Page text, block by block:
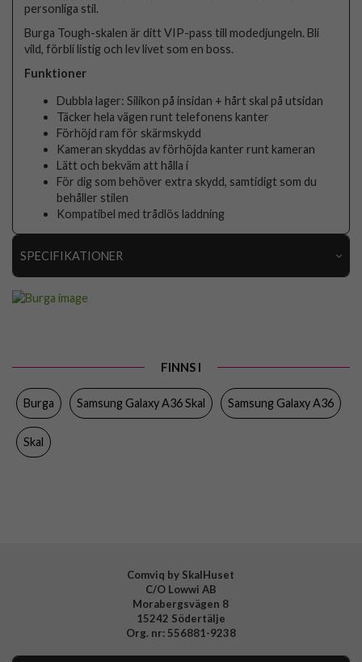
personliga stil.
Burga Tough-skalen är ditt VIP-pass till modedjungeln. Bli
vild, förbli listig och lev livet som en boss.
Funktioner
Dubbla lager: Silikon på insidan + hårt skal på utsidan
Täcker hela vägen runt telefonens kanter
Förhöjd ram för skärmskydd
Kameran skyddas av förhöjda kanter runt kameran
Lätt och bekväm att hålla i
För dig som behöver extra skydd, samtidigt som du
behåller stilen
Kompatibel med trådlös laddning
SPECIFIKATIONER
Material Hårdplast (PC), Mjukplast (TPU)
Varumärke
Tillverkarens art nr
FINNS I
Burga Samsung Galaxy A36 Skal Samsung Galaxy A36
Skal
Comviq by SkalHuset
C/O Lowwi AB
Morabergsvägen 8
15242 Södertälje
Org. nr: 556881-9238